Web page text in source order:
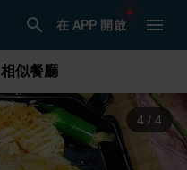
在 APP 開啟
相似餐廳
1 / 4